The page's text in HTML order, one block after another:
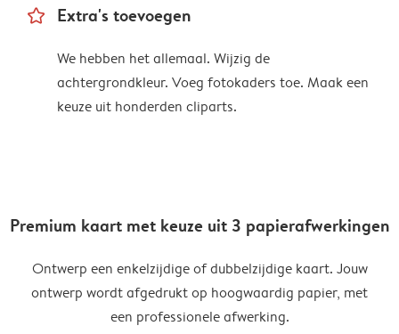
star_outline Extra's toevoegen
We hebben het allemaal. Wijzig de
achtergrondkleur. Voeg fotokaders toe. Maak een
keuze uit honderden cliparts.
Premium kaart met keuze uit 3 papierafwerkingen
Ontwerp een enkelzijdige of dubbelzijdige kaart. Jouw
ontwerp wordt afgedrukt op hoogwaardig papier, met
een professionele afwerking.